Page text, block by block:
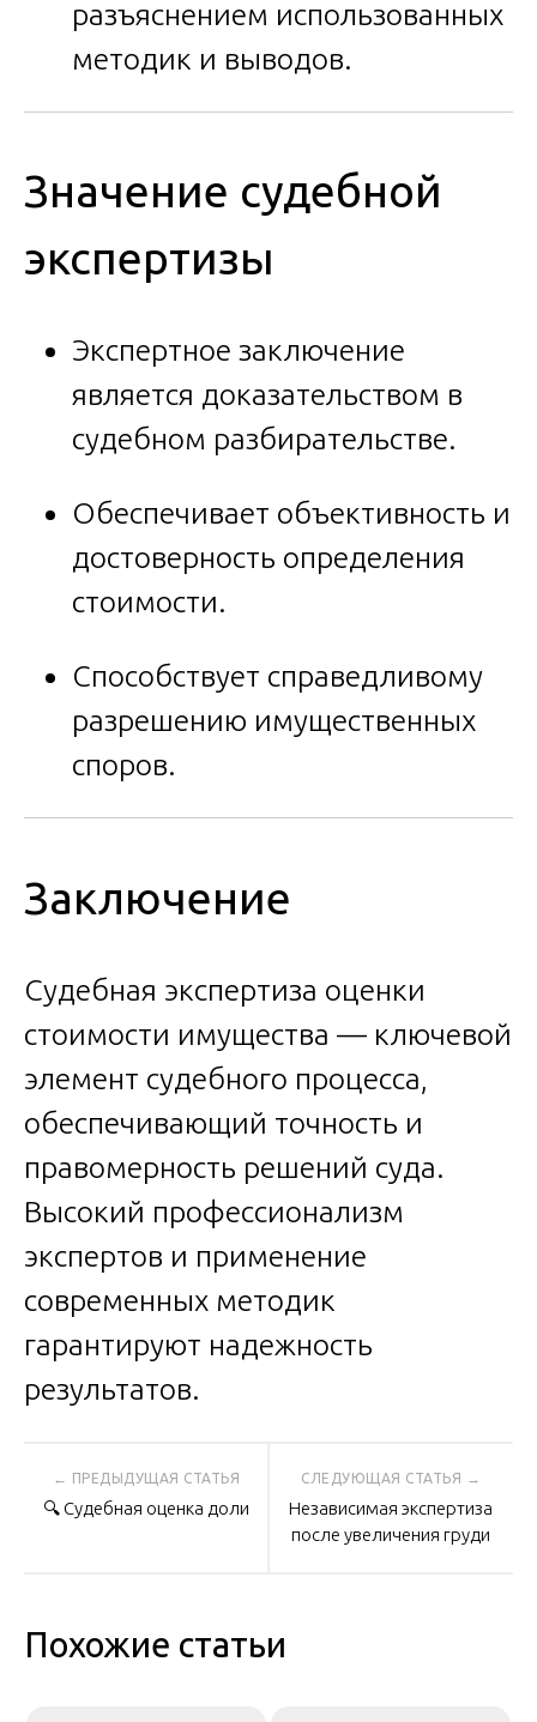
разъяснением использованных
методик и выводов.
Значение судебной
экспертизы
Экспертное заключение
является доказательством в
судебном разбирательстве.
Обеспечивает объективность и
достоверность определения
стоимости.
Способствует справедливому
разрешению имущественных
споров.
Заключение
Судебная экспертиза оценки
стоимости имущества — ключевой
элемент судебного процесса,
обеспечивающий точность и
правомерность решений суда.
Высокий профессионализм
экспертов и применение
современных методик
гарантируют надежность
результатов.
Навигация
🔍 Судебная оценка доли
Независимая экспертиза
после увеличения груди
Похожие статьи